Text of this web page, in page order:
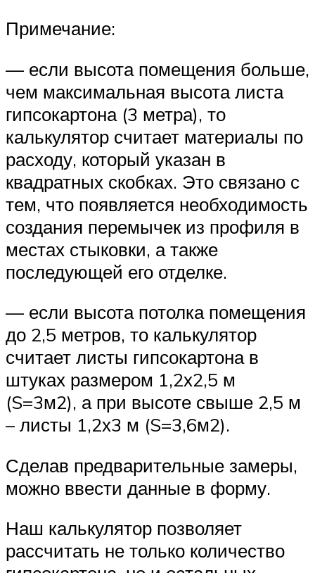
Примечание:
— если высота помещения больше,
чем максимальная высота листа
гипсокартона (3 метра), то
калькулятор считает материалы по
расходу, который указан в
квадратных скобках. Это связано с
тем, что появляется необходимость
создания перемычек из профиля в
местах стыковки, а также
последующей его отделке.
— если высота потолка помещения
до 2,5 метров, то калькулятор
считает листы гипсокартона в
штуках размером 1,2х2,5 м
(S=3м2), а при высоте свыше 2,5 м
– листы 1,2х3 м (S=3,6м2).
Сделав предварительные замеры,
можно ввести данные в форму.
Наш калькулятор позволяет
рассчитать не только количество